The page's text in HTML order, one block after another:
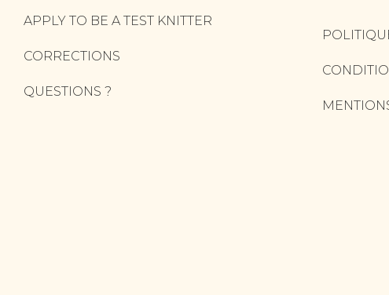
APPLY TO BE A TEST KNITTER
CORRECTIONS
QUESTIONS ?